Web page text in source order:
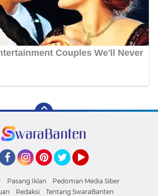
Pasang Iklan
Pedoman Media Siber
Redaksi Tentang SwaraBanten